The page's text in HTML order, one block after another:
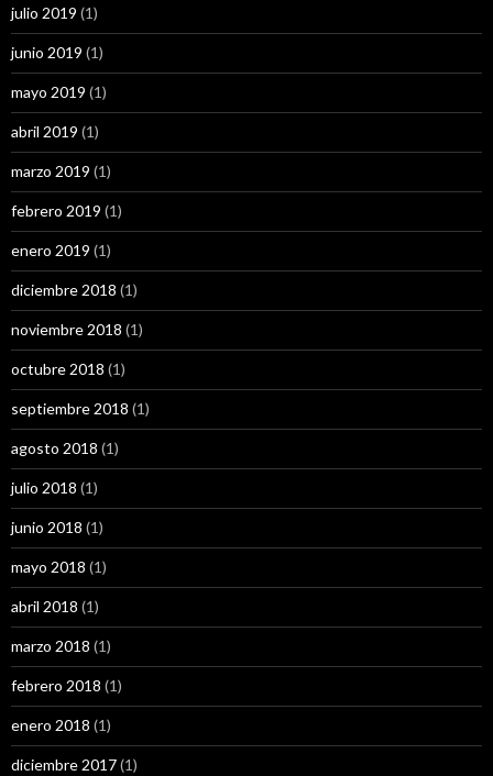
julio 2019 (1)
junio 2019 (1)
mayo 2019 (1)
abril 2019 (1)
marzo 2019 (1)
febrero 2019 (1)
enero 2019 (1)
diciembre 2018 (1)
noviembre 2018 (1)
octubre 2018 (1)
septiembre 2018 (1)
agosto 2018 (1)
julio 2018 (1)
junio 2018 (1)
mayo 2018 (1)
abril 2018 (1)
marzo 2018 (1)
febrero 2018 (1)
enero 2018 (1)
diciembre 2017(1)